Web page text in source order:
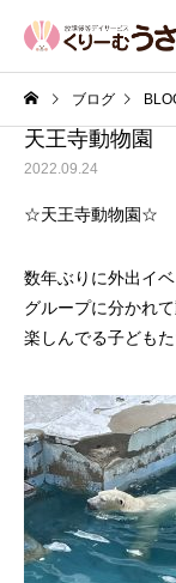
ブログ
天王寺動物園
2022.09.24
☆天王寺動物園☆
数年ぶりに外出イ
グループに分かれ
楽しんでる子ども